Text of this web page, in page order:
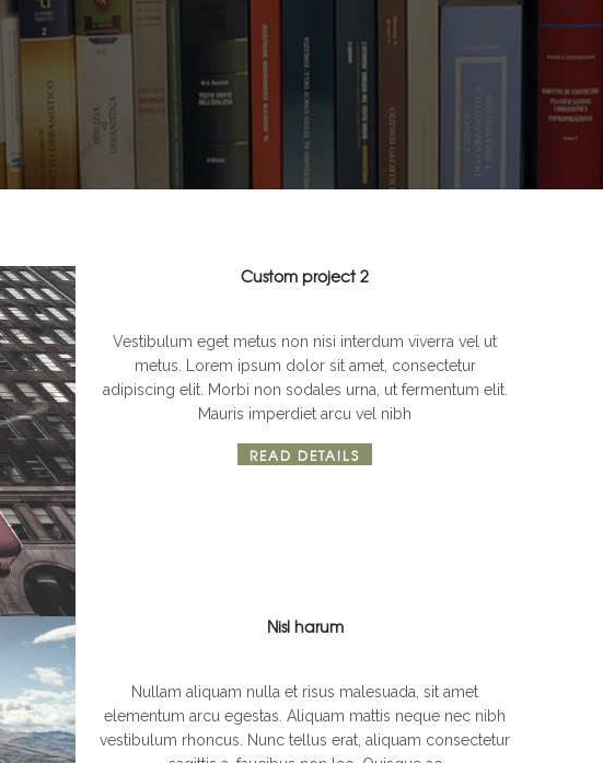
Custom project 2
Vestibulum eget metus non nisi interdum viverra vel ut
metus. Lorem ipsum dolor sit amet, consectetur
adipiscing elit. Morbi non sodales urna, ut fermentum elit.
Mauris imperdiet arcu vel nibh
READ DETAILS
Nisl harum
Nullam aliquam nulla et risus malesuada, sit amet
elementum arcu egestas. Aliquam mattis neque nec nibh
vestibulum rhoncus. Nunc tellus erat, aliquam consectetur